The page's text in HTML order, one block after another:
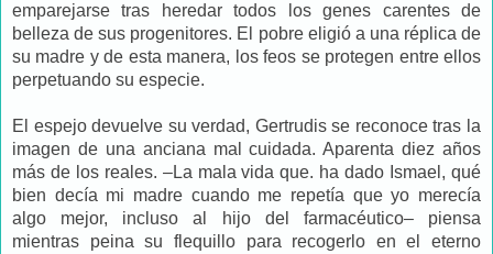
emparejarse tras heredar todos los genes carentes de
belleza de sus progenitores. El pobre eligió a una réplica de
su madre y de esta manera, los feos se protegen entre ellos
perpetuando su especie.
El espejo devuelve su verdad, Gertrudis se reconoce tras la
imagen de una anciana mal cuidada. Aparenta diez años
más de los reales. –La mala vida que. ha dado Ismael, qué
bien decía mi madre cuando me repetía que yo merecía
algo mejor, incluso al hijo del farmacéutico– piensa
mientras peina su flequillo para recogerlo en el eterno